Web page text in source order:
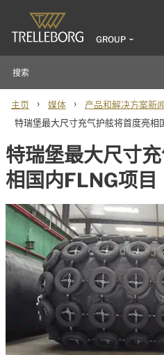
GROUP
主页 › 媒体 › 产品和解决方案新
特瑞堡最大尺寸充气护舷将首度亮相
特瑞堡最大尺寸
相国内FLNG项目